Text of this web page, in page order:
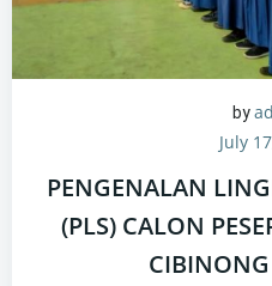
by
July
PENGENALAN
(PLS) CALON